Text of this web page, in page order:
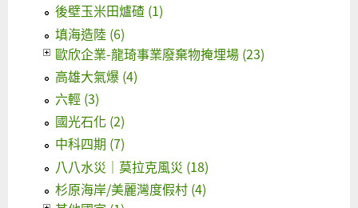
後壁玉米田爐碴 (1)
填海造陸 (6)
歐欣企業-龍琦事業廢棄物掩埋場 (23)
高雄大氣爆 (4)
六輕 (3)
國光石化 (2)
中科四期 (7)
八八水災｜莫拉克風災 (18)
杉原海岸/美麗灣度假村 (4)